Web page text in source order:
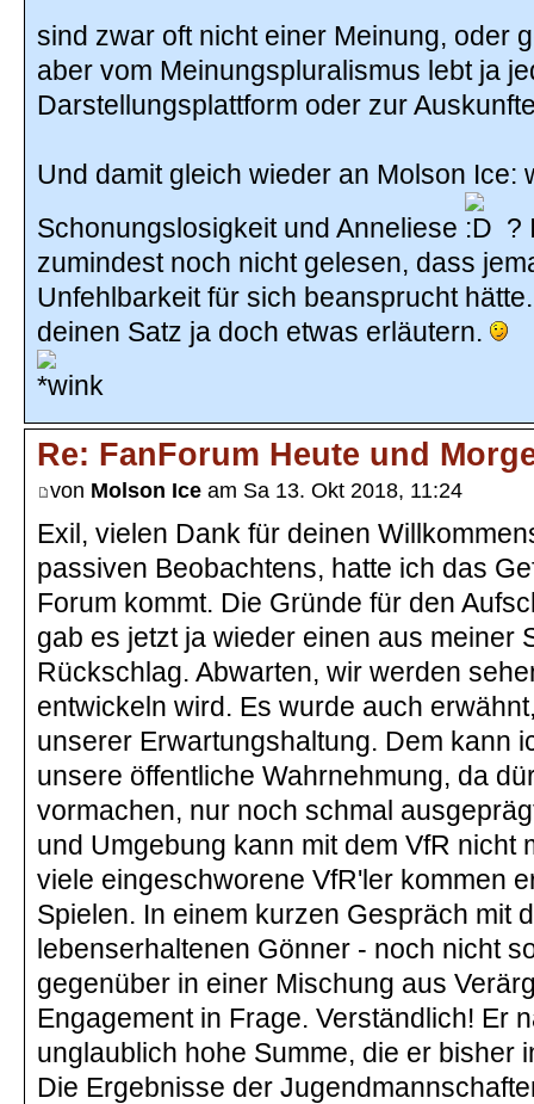
sind zwar oft nicht einer Meinung, oder
aber vom Meinungspluralismus lebt ja
Darstellungsplattform oder zur
Und damit gleich wieder an Molson Ice:
Schonungslosigkeit und Anneliese
?
zumindest noch nicht gelesen, dass
Unfehlbarkeit für sich beansprucht
deinen Satz ja doch etwas erläutern.
Re: FanForum Heute und
von Molson Ice am Sa 13. Okt 2018, 11:24
Exil, vielen Dank für deinen
passiven Beobachtens, hatte ich das
Forum kommt. Die Gründe für den
gab es jetzt ja wieder einen aus meiner
Rückschlag. Abwarten, wir werden
entwickeln wird. Es wurde auch
unserer Erwartungshaltung. Dem kann
unsere öffentliche Wahrnehmung, da
vormachen, nur noch schmal
und Umgebung kann mit dem VfR nicht
viele eingeschworene VfR'ler kommen
Spielen. In einem kurzen Gespräch mit
lebenserhaltenen Gönner - noch nicht
gegenüber in einer Mischung aus
Engagement in Frage. Verständlich! Er
unglaublich hohe Summe, die er bisher
Die Ergebnisse der